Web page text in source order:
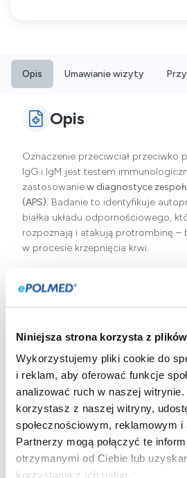
Niniejsza strona korzysta z
Wykorzystujemy pliki cookie do
i reklam, aby oferować funkcje
analizować ruch w naszej
korzystasz z naszej witryny,
społecznościowym, reklamowym i
Partnerzy mogą połączyć te
otrzymanymi od Ciebie lub
korzystania z ich usług.
Opis Umawianie wizyty
Opis
Oznaczenie przeciwciał przeciwko
IgG i IgM jest testem
zastosowaniew diagnostyce
(APS). Badanie to identyfikuje
białka układu odpornościowego,
rozpoznają i atakują protrombinę –
w procesie krzepnięcia krwi.
immunoenzymatyczna ELISA,
która
laboratoryjnych rozpoznania APS,
żylnej i tętniczej oraz występowania
położniczych.Ujemny wynik
prawdopodobieństwo
antyfosfolipidowego, jednak
opiera się na całokształcie obrazu
innych badań. Pacjent nie musi być
przygotowany do pobrania krwi.